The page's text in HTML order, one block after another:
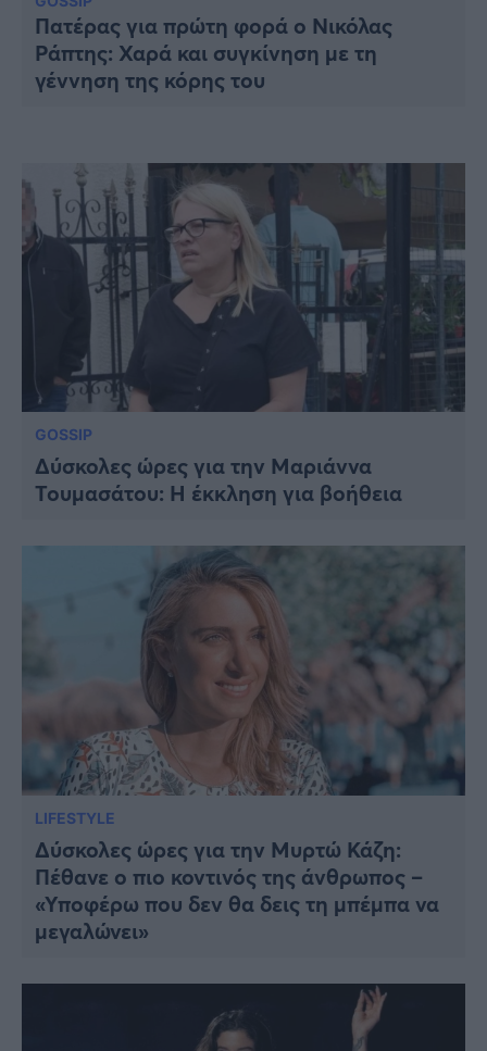
Υγεία
Γυναίκα
Καιρός
Viral
Κουζίνα
Πατέρας για πρώτη φορά ο Νικόλας
Ράπτης: Χαρά και συγκίνηση με τη
γέννηση της κόρης του
GOSSIP
Δύσκολες ώρες για την Μαριάννα
Τουμασάτου: Η έκκληση για βοήθεια
LIFESTYLE
Δύσκολες ώρες για την Μυρτώ Κάζη:
Πέθανε ο πιο κοντινός της άνθρωπος –
«Υποφέρω που δεν θα δεις τη μπέμπα να
μεγαλώνει»